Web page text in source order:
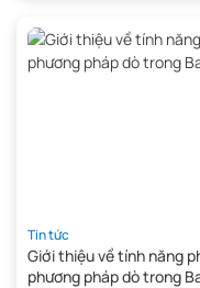
nên […]
Tin tức
Giới thiệu về tính năng
phương pháp dò trong